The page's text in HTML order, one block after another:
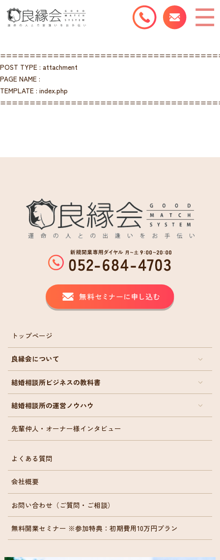
POST TYPE : attachment
PAGE NAME :
TEMPLATE : index.php
トップページ
良縁会について
結婚相談所ビジネスの教科書
結婚相談所の運営ノウハウ
先輩仲人・オーナー様インタビュー
よくある質問
会社概要
お問い合わせ（ご質問・ご相談）
無料開業セミナー ※参加特典：初期費用10万円プラン